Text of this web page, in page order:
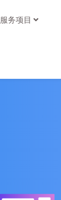
服务项目